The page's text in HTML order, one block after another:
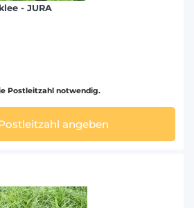
- JURA
Postleitzahl notwendig.
angeben